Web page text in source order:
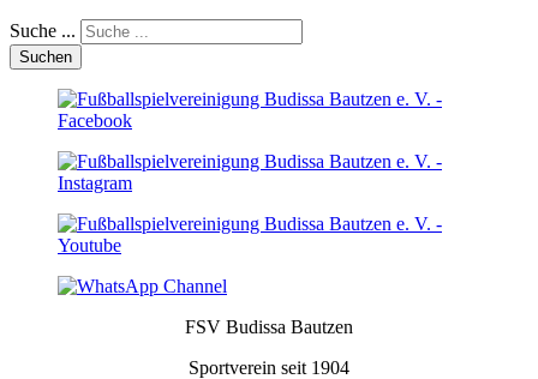
Suche ...
Suchen
FSV Budissa Bautzen
Sportverein seit 1904